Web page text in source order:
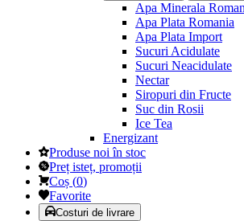
Apa Minerala
Apa Plata Romania
Apa Plata Import
Sucuri Acidulate
Sucuri Neacidulate
Nectar
Siropuri din Fructe
Suc din Rosii
Ice Tea
Energizant
Produse noi în stoc
Preț isteț, promoții
Coș (0)
Favorite
Costuri de livrare